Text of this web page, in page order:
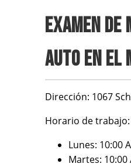
EXAMEN DE
AUTO EN EL
Dirección: 1067
Horario de trabajo:
Lunes: 10:00
Martes: 10:00